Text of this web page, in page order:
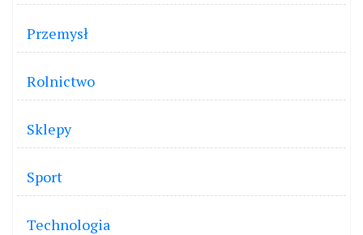
Przemysł
Rolnictwo
Sklepy
Sport
Technologia